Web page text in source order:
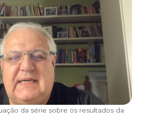
da série sobre os resultados da